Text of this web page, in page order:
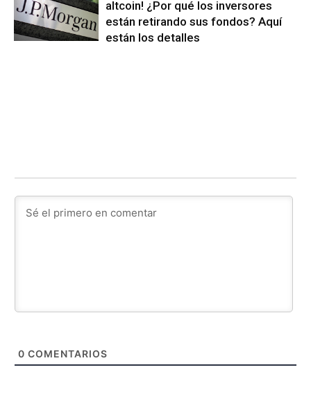
altcoin! ¿Por qué los inversores
están retirando sus fondos? Aquí
están los detalles
0 COMENTARIOS